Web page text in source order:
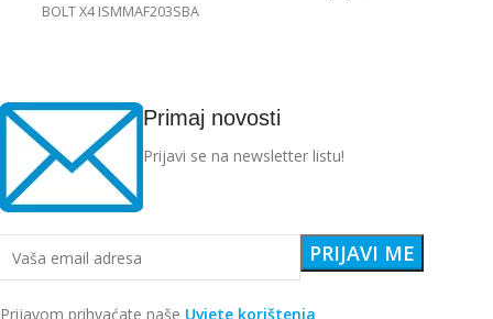
BOLT X4 ISMMAF203SBA
Primaj novosti
Prijavi se na newsletter listu!
Prijavom prihvaćate naše Uvjete korištenja